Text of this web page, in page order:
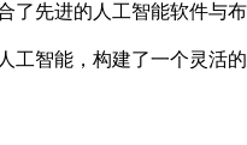
先进的人工智能软件与
智能，构建了一个灵活